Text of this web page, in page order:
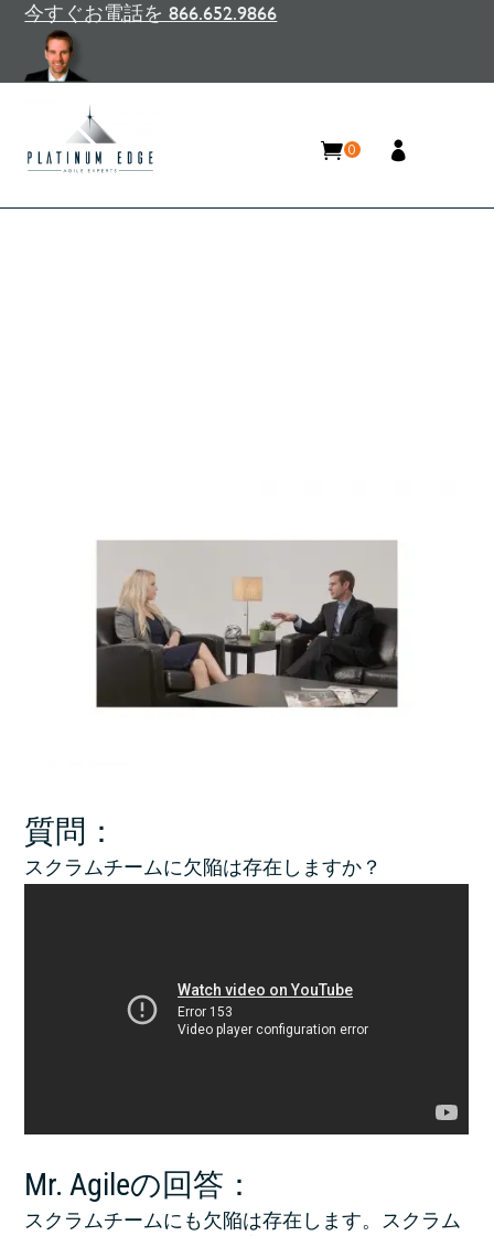
今すぐお電話を 866.652.9866
0
質問：
スクラムチームに欠陥は存在しますか？
Mr. Agileの回答：
スクラムチームにも欠陥は存在します。スクラム